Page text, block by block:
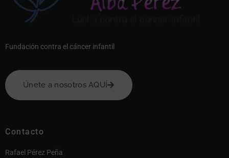
Fundación contra el cáncer infantil
Únete a nosotros AQUÍ
Contacto
Rafael Pérez Peña